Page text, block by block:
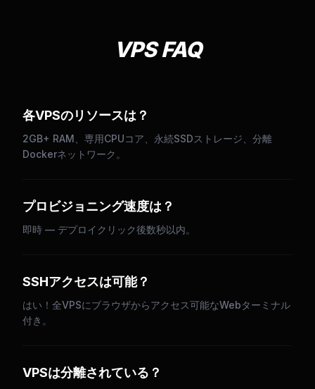
VPS FAQ
各VPSのリソースは？
2GB+ RAM、専用CPUコア、永続SSDストレージ、分離
Dockerネットワーク。
プロビジョニング速度は？
即時 — デプロイクリック後数秒以内。
SSHアクセスは可能？
はい！全VPSにブラウザからアクセス可能なWebターミナル
付き。
VPSは分離されている？